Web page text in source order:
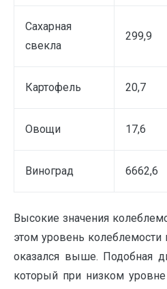
Сахарная
свекла
299,9
Картофель 20,7
Овощи 17,6
Виноград 6662,6
Высокие значения
этом уровень
оказался выше. Подобная
который при низком